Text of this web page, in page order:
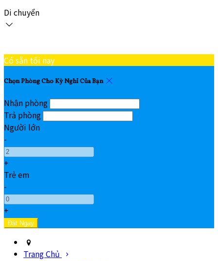
Di chuyển
Có sẵn tối nay
Chọn Phòng Cho Kỳ Nghỉ Của Bạn
Nhận phòng
Trả phòng
Người lớn
-
+
Trẻ em
-
+
Trang Chủ